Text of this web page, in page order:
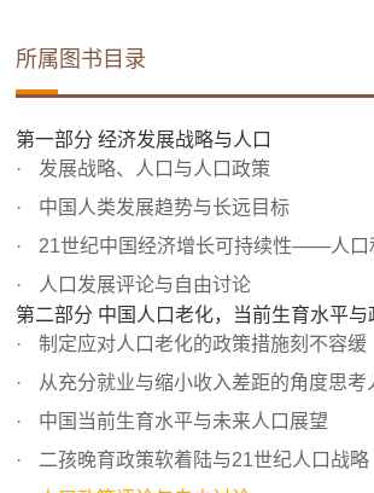
所属图书目录
第一部分 经济发展战略与人口
发展战略、人口与人口政策
中国人类发展趋势与长远目标
21世纪中国经济增长可持续性——人口和
人口发展评论与自由讨论
第二部分 中国人口老化，当前生育水平与
制定应对人口老化的政策措施刻不容缓
从充分就业与缩小收入差距的角度思考
中国当前生育水平与未来人口展望
二孩晚育政策软着陆与21世纪人口战略